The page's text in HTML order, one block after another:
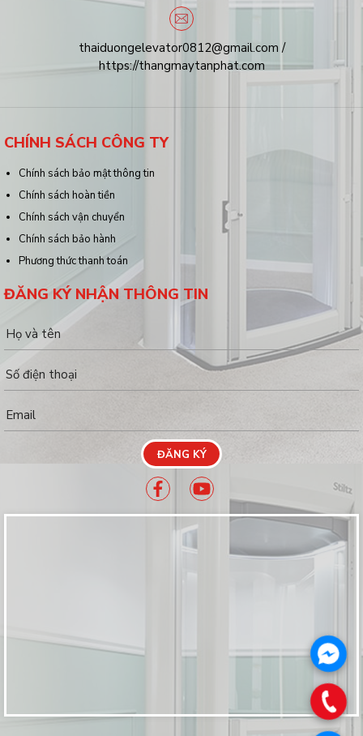
thaiduongelevator0812@gmail.com /
https://thangmaytanphat.com
CHÍNH SÁCH CÔNG TY
Chính sách bảo mật thông tin
Chính sách hoàn tiền
Chính sách vận chuyển
Chính sách bảo hành
Phương thức thanh toán
ĐĂNG KÝ NHẬN THÔNG TIN
ĐĂNG KÝ
.
.